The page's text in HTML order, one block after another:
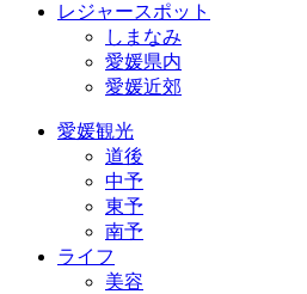
レジャースポット
しまなみ
愛媛県内
愛媛近郊
愛媛観光
道後
中予
東予
南予
ライフ
美容